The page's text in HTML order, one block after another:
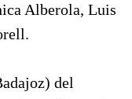
Alberola, Luis
del